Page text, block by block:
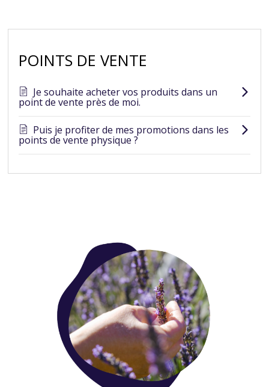
POINTS DE VENTE
Je souhaite acheter vos produits dans un
point de vente près de moi.
Puis je profiter de mes promotions dans les
points de vente physique ?